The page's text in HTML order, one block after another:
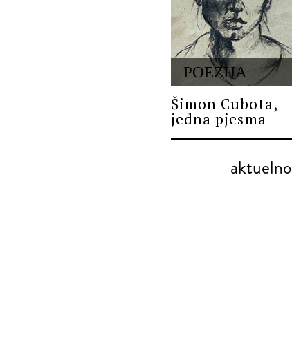
POEZIJA
Šimon Cubota,
jedna pjesma
aktuelno